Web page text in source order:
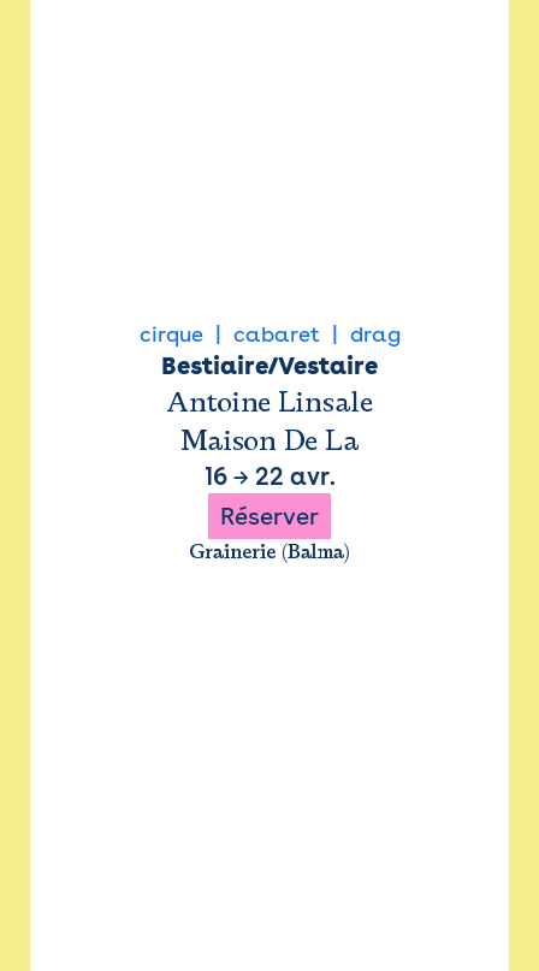
cirque cabaret drag
Bestiaire/Vestaire
Antoine Linsale
Maison De La
16→ 22 avr.
Réserver
Grainerie (Balma)